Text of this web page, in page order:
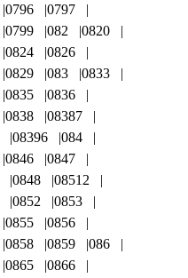
0796
0797
0799 082
0820
0824
0826
0829 083
0833
0835
0836
0838
08387
08396
084
0846
0847
0848
08512
0852
0853
0855
0856
0858 0859
086
0865
0866